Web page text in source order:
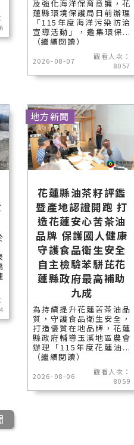
及強化海洋保育意識，花
蓮縣環境保護局日前辦理
「115年度海洋污染防治
宣導活動」，邀集環保...
（繼續閱讀）
2026-08-07
觀看人次：
8057
花蓮縣油茶籽評鑑
暨產地認證開跑 打
造花蓮安心苦茶油
品牌 保護國人健康
守護食品衛生安全
自主檢驗苯駢芘花
蓮縣政府最高補助
九成
為持續提升花蓮苦茶油品
質，守護食品衛生安全，
打造優質在地品牌，花蓮
縣政府輔導玉溪地區農會
辦理「115年度花蓮油...
（繼續閱讀）
2026-08-06
觀看人次：
8059
地方新聞